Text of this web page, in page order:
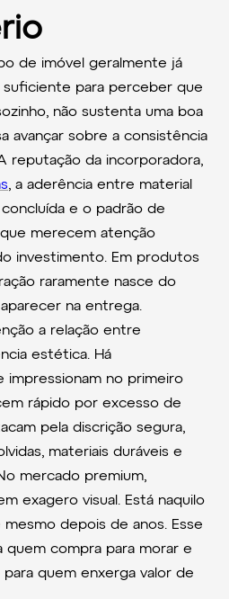
de imóvel geralmente já
para perceber que
não sustenta uma boa
avançar sobre a consistência
reputação da incorporadora,
, a aderência entre material
e o padrão de
merecem atenção
investimento. Em produtos
raramente nasce do
na entrega.
a relação entre
estética. Há
no primeiro
rápido por excesso de
pela discrição segura,
materiais duráveis e
mercado premium,
exagero visual. Está naquilo
depois de anos. Esse
compra para morar e
quem enxerga valor de